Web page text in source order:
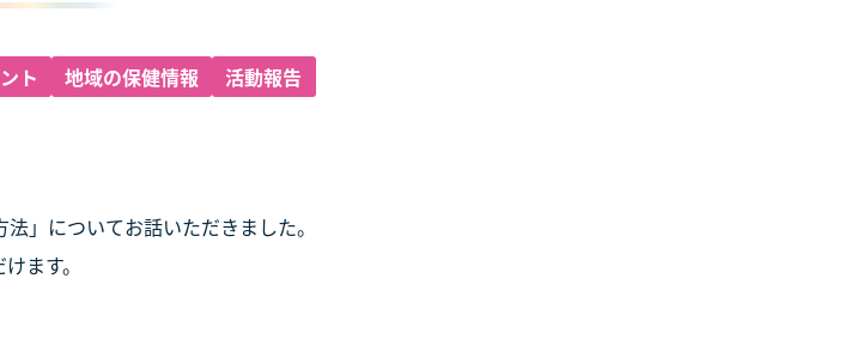
ト 地域の保健情報 活動報告
」についてお話いただきました。
ます。